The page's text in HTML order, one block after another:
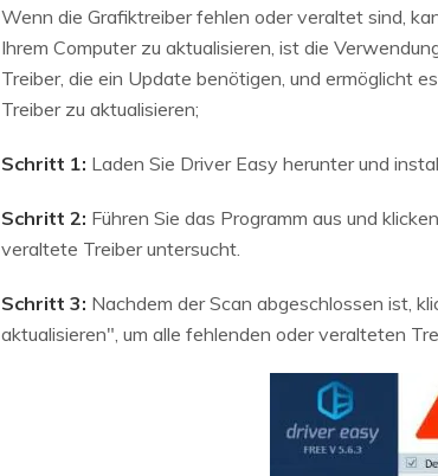
Wenn die Grafiktreiber fehlen oder veraltet sind,
Ihrem Computer zu aktualisieren, ist die
Treiber, die ein Update benötigen, und ermöglicht
Treiber zu aktualisieren;
Schritt 1: Laden Sie Driver Easy herunter und
Schritt 2: Führen Sie das Programm aus und
veraltete Treiber untersucht.
Schritt 3: Nachdem der Scan abgeschlossen ist,
aktualisieren", um alle fehlenden oder veralteten